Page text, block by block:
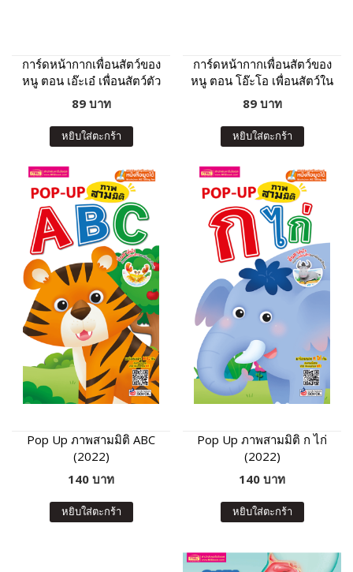
การ์ดหน้ากากเพื่อนสัตว์ของ
หนู ตอน เอ๊ะเอ๋ เพื่อนสัตว์ตัว
น้อย
89 บาท
หยิบใส่ตะกร้า
การ์ดหน้ากากเพื่อนสัตว์ของ
หนู ตอน โอ๊ะโอ เพื่อนสัตว์ใน
ฟาร์ม
89 บาท
หยิบใส่ตะกร้า
Pop Up ภาพสามมิติ ABC
(2022)
140 บาท
หยิบใส่ตะกร้า
Pop Up ภาพสามมิติ ก ไก่
(2022)
140 บาท
หยิบใส่ตะกร้า